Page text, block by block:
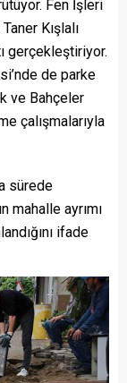
Fen İşleri
Kışlalı
gerçekleştiriyor.
de parke
ve Bahçeler
çalışmalarıyla
sürede
mahalle ayrımı
ifade